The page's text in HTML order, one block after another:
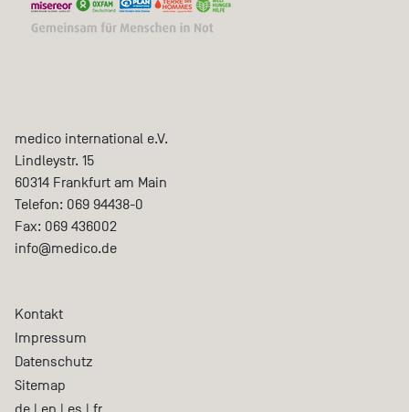
medico international e.V.
Lindleystr. 15
60314 Frankfurt am Main
Telefon: 069 94438-0
Fax: 069 436002
info@medico.de
Kontakt
Impressum
Datenschutz
Sitemap